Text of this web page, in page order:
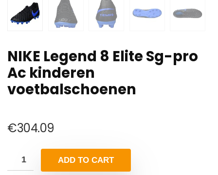
NIKE Legend 8 Elite Sg-pro
Ac kinderen
voetbalschoenen
€304.09
ADD TO CART